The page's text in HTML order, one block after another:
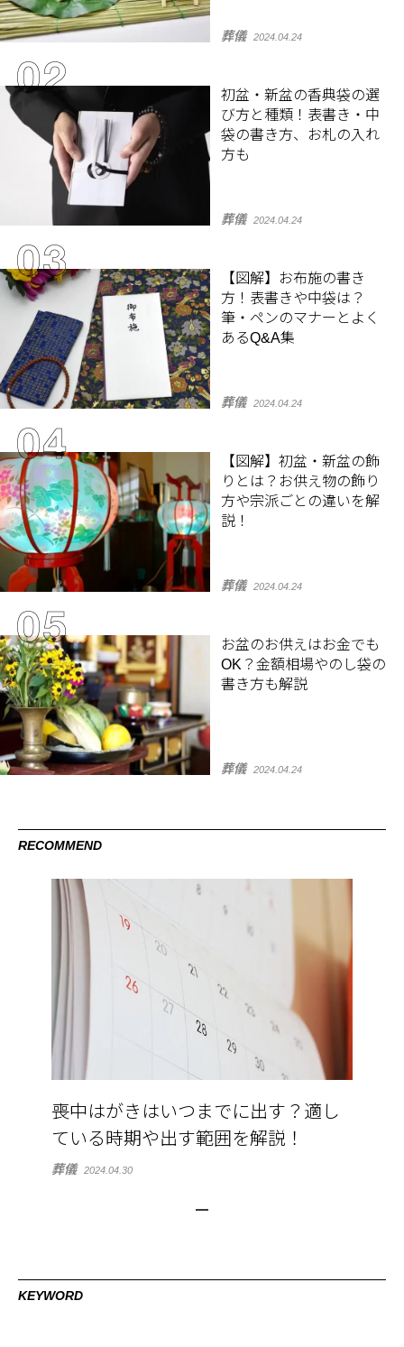
葬儀 2024.04.24
初盆・新盆の香典袋の選
び方と種類！表書き・中
袋の書き方、お札の入れ
方も
葬儀 2024.04.24
【図解】お布施の書き
方！表書きや中袋は？
筆・ペンのマナーとよく
あるQ&A集
葬儀 2024.04.24
【図解】初盆・新盆の飾
りとは？お供え物の飾り
方や宗派ごとの違いを解
説！
葬儀 2024.04.24
お盆のお供えはお金でも
OK？金額相場やのし袋の
書き方も解説
葬儀 2024.04.24
RECOMMEND
喪中はがきはいつまでに出す？適し
ている時期や出す範囲を解説！
葬儀 2024.04.30
KEYWORD